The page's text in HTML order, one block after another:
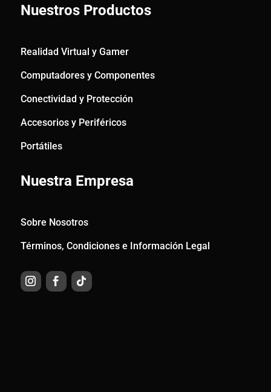
Nuestros Productos
Realidad Virtual y Gamer
Computadores y Componentes
Conectividad y Protección
Accesorios y Periféricos
Portátiles
Nuestra Empresa
Sobre Nosotros
Términos, Condiciones e Información Legal